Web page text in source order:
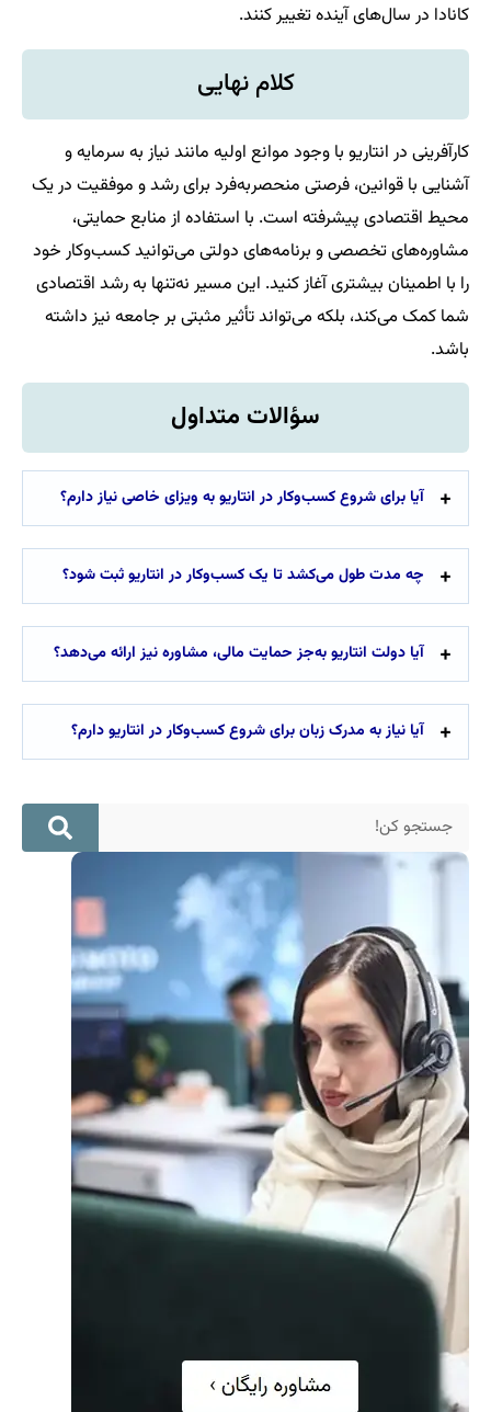
کانادا در سال‌های آینده تغییر کنند.
کلام نهایی
کارآفرینی در انتاریو با وجود موانع اولیه مانند نیاز به سرمایه و
آشنایی با قوانین، فرصتی منحصربه‌فرد برای رشد و موفقیت در یک
محیط اقتصادی پیشرفته است. با استفاده از منابع حمایتی،
مشاوره‌های تخصصی و برنامه‌های دولتی می‌توانید کسب‌وکار خود
را با اطمینان بیشتری آغاز کنید. این مسیر نه‌تنها به رشد اقتصادی
شما کمک می‌کند، بلکه می‌تواند تأثیر مثبتی بر جامعه نیز داشته
باشد.
سؤالات متداول
آیا برای شروع کسب‌وکار در انتاریو به ویزای خاصی نیاز دارم؟
چه مدت طول می‌کشد تا یک کسب‌وکار در انتاریو ثبت شود؟
آیا دولت انتاریو به‌جز حمایت مالی، مشاوره نیز ارائه می‌دهد؟
آیا نیاز به مدرک زبان برای شروع کسب‌وکار در انتاریو دارم؟